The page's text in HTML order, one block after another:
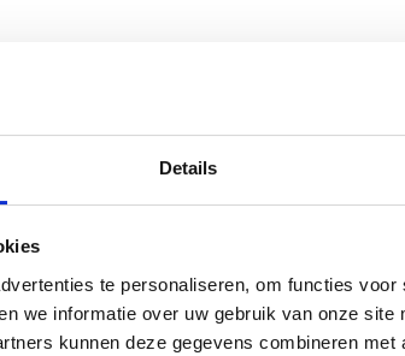
Details
te personaliseren, om functies voor
we informatie over uw gebruik van onze site
kunnen deze gegevens combineren met
Yvonne
Wij hadden 2 lampen besteld